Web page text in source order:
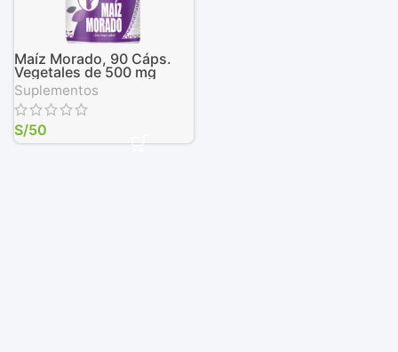
Maíz Morado, 90 Cáps.
Vegetales de 500 mg
Suplementos
S/50